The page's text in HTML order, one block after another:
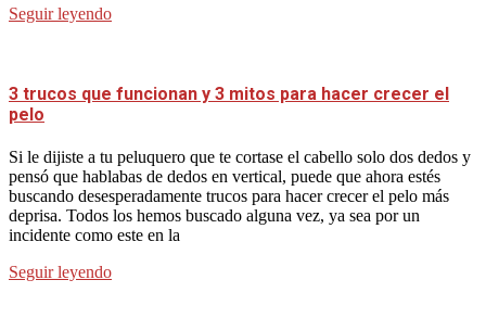
Seguir leyendo
3 trucos que funcionan y 3 mitos para hacer crecer el
pelo
Si le dijiste a tu peluquero que te cortase el cabello solo dos dedos y
pensó que hablabas de dedos en vertical, puede que ahora estés
buscando desesperadamente trucos para hacer crecer el pelo más
deprisa. Todos los hemos buscado alguna vez, ya sea por un
incidente como este en la
Seguir leyendo